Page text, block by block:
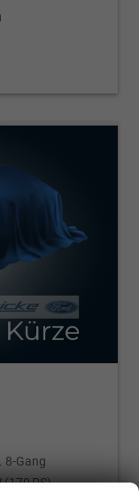
8-Gang
(170 PS)